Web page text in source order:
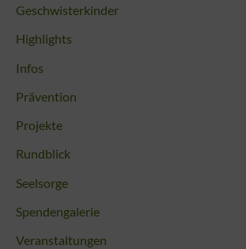
Geschwisterkinder
Highlights
Infos
Prävention
Projekte
Rundblick
Seelsorge
Spendengalerie
Veranstaltungen